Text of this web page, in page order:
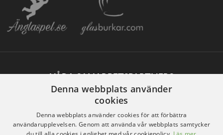
VÅRA SAMARBETSPARTNERS
Denna webbplats använder
cookies
Denna webbplats använder cookies för att förbättra
användarupplevelsen. Genom att använda vår webbplats samtycker